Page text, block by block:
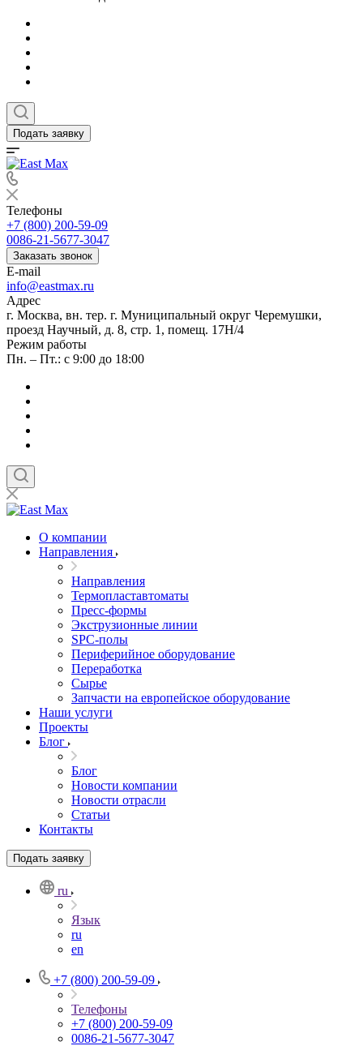
Подать заявку
Телефоны
+7 (800) 200-59-09
0086-21-5677-3047
Заказать звонок
E-mail
info@eastmax.ru
Адрес
г. Москва, вн. тер. г. Муниципальный округ Черемушки,
проезд Научный, д. 8, стр. 1, помещ. 17Н/4
Режим работы
Пн. – Пт.: с 9:00 до 18:00
О компании
Направления
Направления
Термопластавтоматы
Пресс-формы
Экструзионные линии
SPC-полы
Периферийное оборудование
Переработка
Сырье
Запчасти на европейское оборудование
Наши услуги
Проекты
Блог
Блог
Новости компании
Новости отрасли
Статьи
Контакты
Подать заявку
ru
Язык
ru
en
+7 (800) 200-59-09
Телефоны
+7 (800) 200-59-09
0086-21-5677-3047